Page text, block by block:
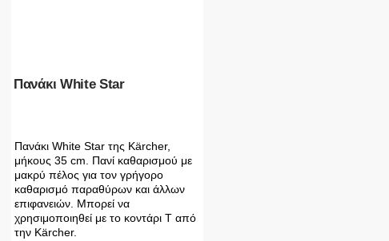
Πανάκι White Star
Πανάκι White Star της Kärcher,
μήκους 35 cm. Πανί καθαρισμού με
μακρύ πέλος για τον γρήγορο
καθαρισμό παραθύρων και άλλων
επιφανειών. Μπορεί να
χρησιμοποιηθεί με το κοντάρι Τ από
την Kärcher.